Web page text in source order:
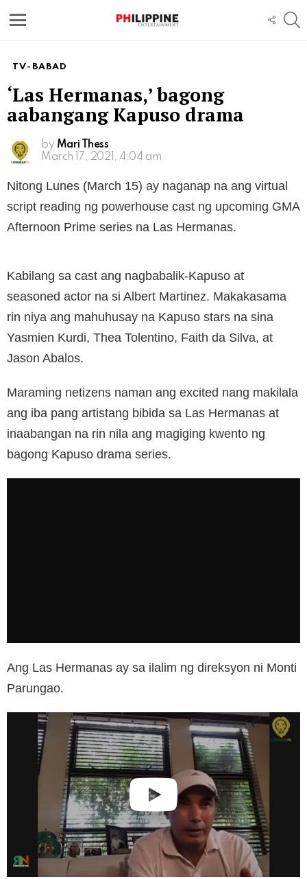
TV-BABAD
‘Las Hermanas,’ bagong
aabangang Kapuso drama
by Mari Thess
March 17, 2021, 4:04 am
Nitong Lunes (March 15) ay naganap na ang virtual
script reading ng powerhouse cast ng upcoming GMA
Afternoon Prime series na Las Hermanas.
Kabilang sa cast ang nagbabalik-Kapuso at
seasoned actor na si Albert Martinez. Makakasama
rin niya ang mahuhusay na Kapuso stars na sina
Yasmien Kurdi, Thea Tolentino, Faith da Silva, at
Jason Abalos.
Maraming netizens naman ang excited nang makilala
ang iba pang artistang bibida sa Las Hermanas at
inaabangan na rin nila ang magiging kwento ng
bagong Kapuso drama series.
Ang Las Hermanas ay sa ilalim ng direksyon ni Monti
Parungao.